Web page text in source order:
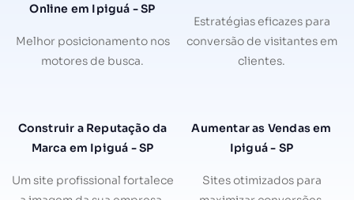
Online em Ipiguá - SP
Melhor posicionamento nos
motores de busca.
Estratégias eficazes para
conversão de visitantes em
clientes.
Construir a Reputação da
Marca em Ipiguá - SP
Um site profissional fortalece
Aumentar as Vendas em
Ipiguá - SP
Sites otimizados para